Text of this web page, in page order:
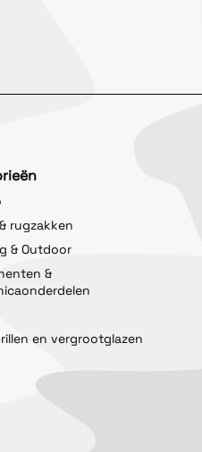
rugzakken
& Outdoor
&
en vergrootglazen